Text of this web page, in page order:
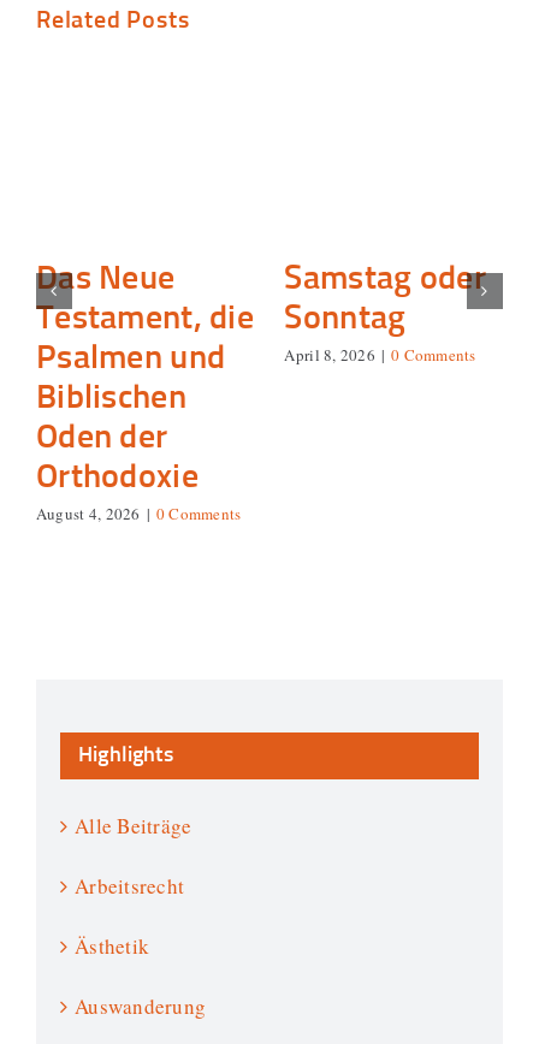
Related Posts
Das Neue
Testament, die
Psalmen und
Biblischen
Oden der
Orthodoxie
August 4, 2026 | 0 Comments
Samstag oder
Sonntag
April 8, 2026 | 0 Comments
Highlights
Alle Beiträge
Arbeitsrecht
Ästhetik
Auswanderung